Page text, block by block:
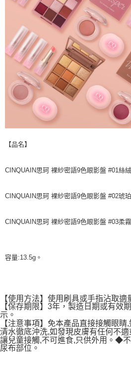
【品名】
CINQUAIN思珂 裸紗密語9色眼影盤 #01絲
CINQUAIN思珂 裸紗密語9色眼影盤 #02琥
CINQUAIN思珂 裸紗密語9色眼影盤 #03柔
容量:13.5g。
【使用方法】使用刷具或手指沾取適
【保存期限】3年，製造日期或有效
示。
【注意事項】免本產品直接接觸眼
清水徹底沖洗,如發現皮膚有任何不
讓兒童接觸,不可進食,只供外用。◆
尿布部位。